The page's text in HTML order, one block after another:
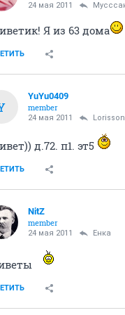
24 мая 2011
Я из 63 дома
YuYu0409
member
24 мая 2011 Lorisson
д.72. п1. эт5
NitZ
member
24 мая 2011 Енка